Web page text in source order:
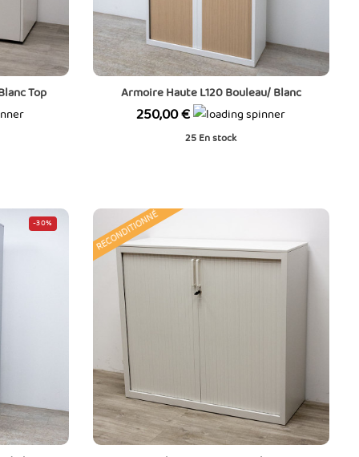
Top
Armoire Haute L120 Bouleau/ Blanc
Prix
250,00 €
25 En stock
-30% RECONDITIONNÉ